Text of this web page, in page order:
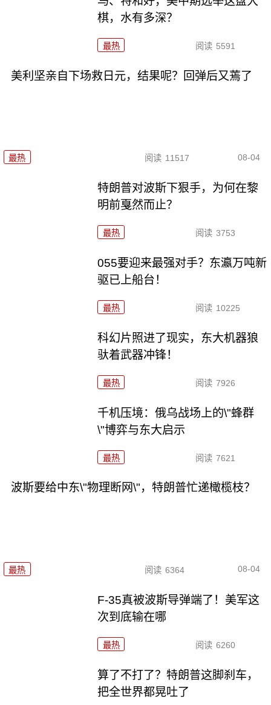
棋，水有多深？
最热 阅读 5591
美利坚亲自下场救日元，结果呢？回弹后又蔫了
最热 阅读 11517 08-04
特朗普对波斯下狠手，为何在黎
明前戛然而止？
最热 阅读 3753
055要迎来最强对手？东瀛万吨新
驱已上船台！
最热 阅读 10225
科幻片照进了现实，东大机器狼
驮着武器冲锋！
最热 阅读 7926
千机压境：俄乌战场上的\"蜂群
\"博弈与东大启示
最热 阅读 7621
波斯要给中东\"物理断网\"，特朗普忙递橄榄枝？
最热 阅读 6364 08-04
F-35真被波斯导弹端了！美军这
次到底输在哪
最热 阅读 6260
算了不打了？特朗普这脚刹车，
把全世界都晃吐了